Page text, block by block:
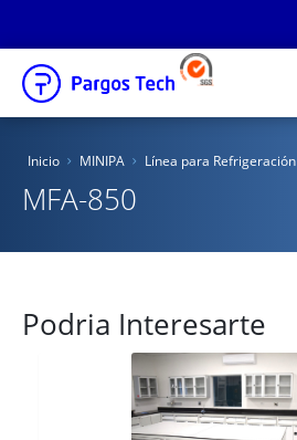
Nosotros
Novedades
Tienda Online
Inicio MINIPA Línea para Refrigeración
MFA-850
Podria Interesarte